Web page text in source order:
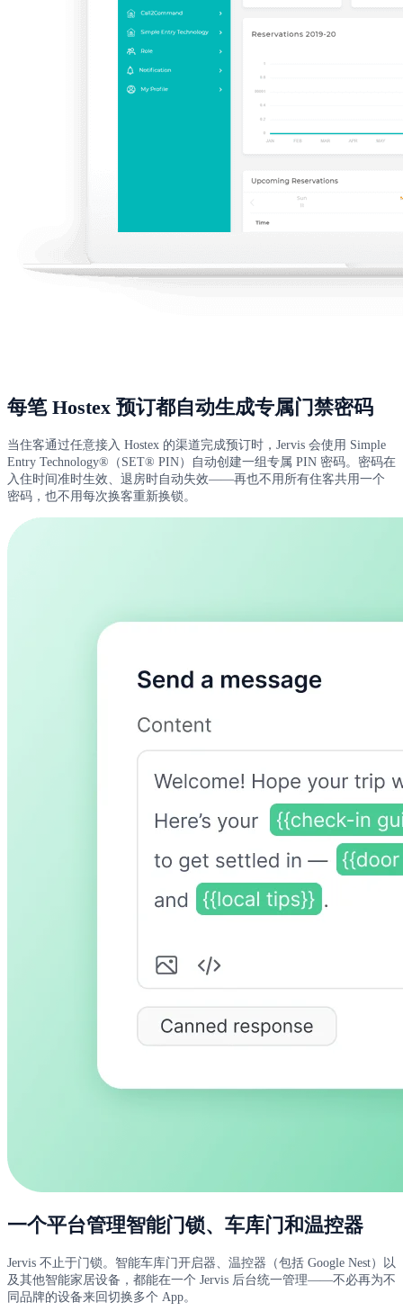
每笔 Hostex 预订都自动生成专属门禁密码
当住客通过任意接入 Hostex 的渠道完成预订时，Jervis 会使用 Simple
Entry Technology®（SET® PIN）自动创建一组专属 PIN 密码。密码在
入住时间准时生效、退房时自动失效——再也不用所有住客共用一个
密码，也不用每次换客重新换锁。
一个平台管理智能门锁、车库门和温控器
Jervis 不止于门锁。智能车库门开启器、温控器（包括 Google Nest）以
及其他智能家居设备，都能在一个 Jervis 后台统一管理——不必再为不
同品牌的设备来回切换多个 App。